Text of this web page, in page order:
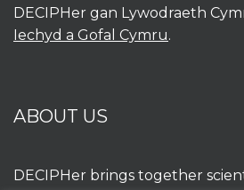
DECIPHer gan Lywodraeth
Iechyd a Gofal Cymru.
ABOUT US
DECIPHer brings together